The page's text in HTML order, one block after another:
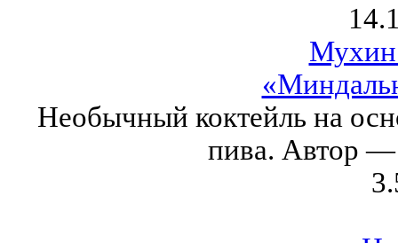
Мухин
Необычный коктейль на
пива. Автор